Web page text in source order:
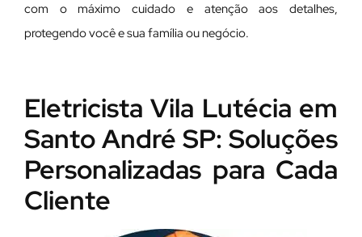
com o máximo cuidado e atenção aos detalhes,
protegendo você e sua família ou negócio.
Eletricista Vila Lutécia em
Santo André SP: Soluções
Personalizadas para Cada
Cliente